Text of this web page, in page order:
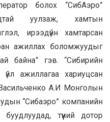
болох “СибАэро”
уулзаж, хамтын
ирээдүйн хамтарсан
ажиллах боломжуудыг
байна” гэв. “Сибирийн
ажиллагаа хариуцсан
А.И Монголын
“Сибаэро” компанийн
түүний дотор